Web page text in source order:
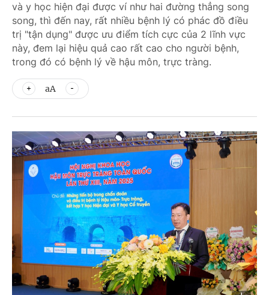
và y học hiện đại được ví như hai đường thẳng song
song, thì đến nay, rất nhiều bệnh lý có phác đồ điều
trị "tận dụng" được ưu điểm tích cực của 2 lĩnh vực
này, đem lại hiệu quả cao rất cao cho người bệnh,
trong đó có bệnh lý về hậu môn, trực tràng.
aA